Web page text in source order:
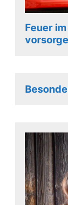
Feuer